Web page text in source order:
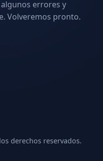
errores y
Volveremos pronto.
derechos reservados.